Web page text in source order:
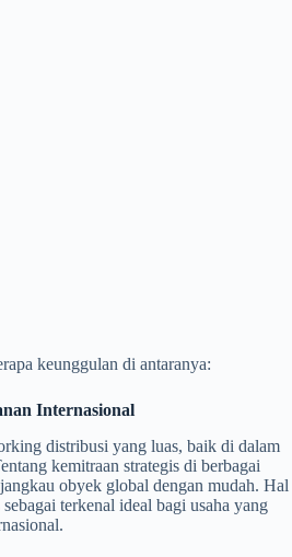
keunggulan di antaranya:
Internasional
distribusi yang luas, baik di dalam
kemitraan strategis di berbagai
obyek global dengan mudah. Hal
terkenal ideal bagi usaha yang